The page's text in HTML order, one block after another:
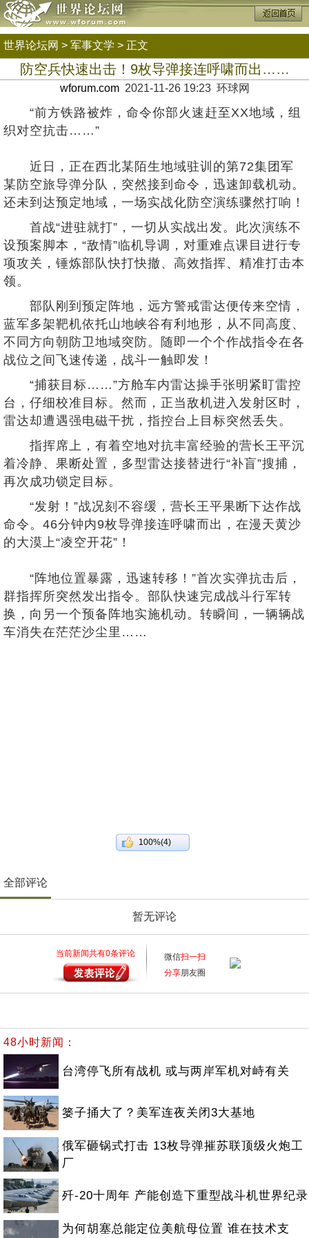
世界论坛网 > 军事文学 > 正文
防空兵快速出击！9枚导弹接连呼啸而出……
wforum.com2021-11-26 19:23 环球网
“前方铁路被炸，命令你部火速赶至XX地域，组
织对空抗击……”
近日，正在西北某陌生地域驻训的第72集团军
某防空旅导弹分队，突然接到命令，迅速卸载机动。
还未到达预定地域，一场实战化防空演练骤然打响！
首战“进驻就打”，一切从实战出发。此次演练不
设预案脚本，“敌情”临机导调，对重难点课目进行专
项攻关，锤炼部队快打快撤、高效指挥、精准打击本
领。
部队刚到预定阵地，远方警戒雷达便传来空情，
蓝军多架靶机依托山地峡谷有利地形，从不同高度、
不同方向朝防卫地域突防。随即一个个作战指令在各
战位之间飞速传递，战斗一触即发！
“捕获目标……”方舱车内雷达操手张明紧盯雷控
台，仔细校准目标。然而，正当敌机进入发射区时，
雷达却遭遇强电磁干扰，指控台上目标突然丢失。
指挥席上，有着空地对抗丰富经验的营长王平沉
着冷静、果断处置，多型雷达接替进行“补盲”搜捕，
再次成功锁定目标。
“发射！”战况刻不容缓，营长王平果断下达作战
命令。46分钟内9枚导弹接连呼啸而出，在漫天黄沙
的大漠上“凌空开花”！
“阵地位置暴露，迅速转移！”首次实弹抗击后，
群指挥所突然发出指令。部队快速完成战斗行军转
换，向另一个预备阵地实施机动。转瞬间，一辆辆战
车消失在茫茫沙尘里……
100%(4)
全部评论
暂无评论
当前新闻共有0条评论 微信扫一扫
分享朋友圈
48小时新闻：
台湾停飞所有战机 或与两岸军机对峙有关
篓子捅大了？美军连夜关闭3大基地
俄军砸锅式打击 13枚导弹摧苏联顶级火炮工
厂
歼-20十周年 产能创造下重型战斗机世界纪录
为何胡塞总能定位美航母位置 谁在技术支